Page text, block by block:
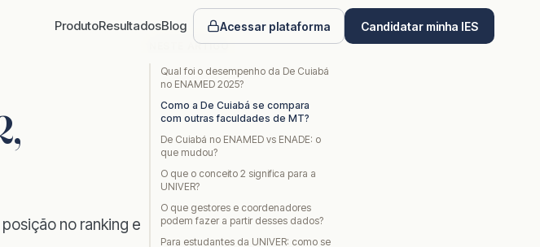
ProdutoResultadosBlog Acessar plataforma
Candidatar minha IES
no ranking e
NESTE ARTIGO
Qual foi o desempenho da De Cuiabá
no ENAMED 2025?
Como a De Cuiabá se compara
com outras faculdades de MT?
De Cuiabá no ENAMED vs ENADE: o
que mudou?
O que o conceito 2 significa para a
UNIVER?
O que gestores e coordenadores
podem fazer a partir desses dados?
Para estudantes da UNIVER: como se